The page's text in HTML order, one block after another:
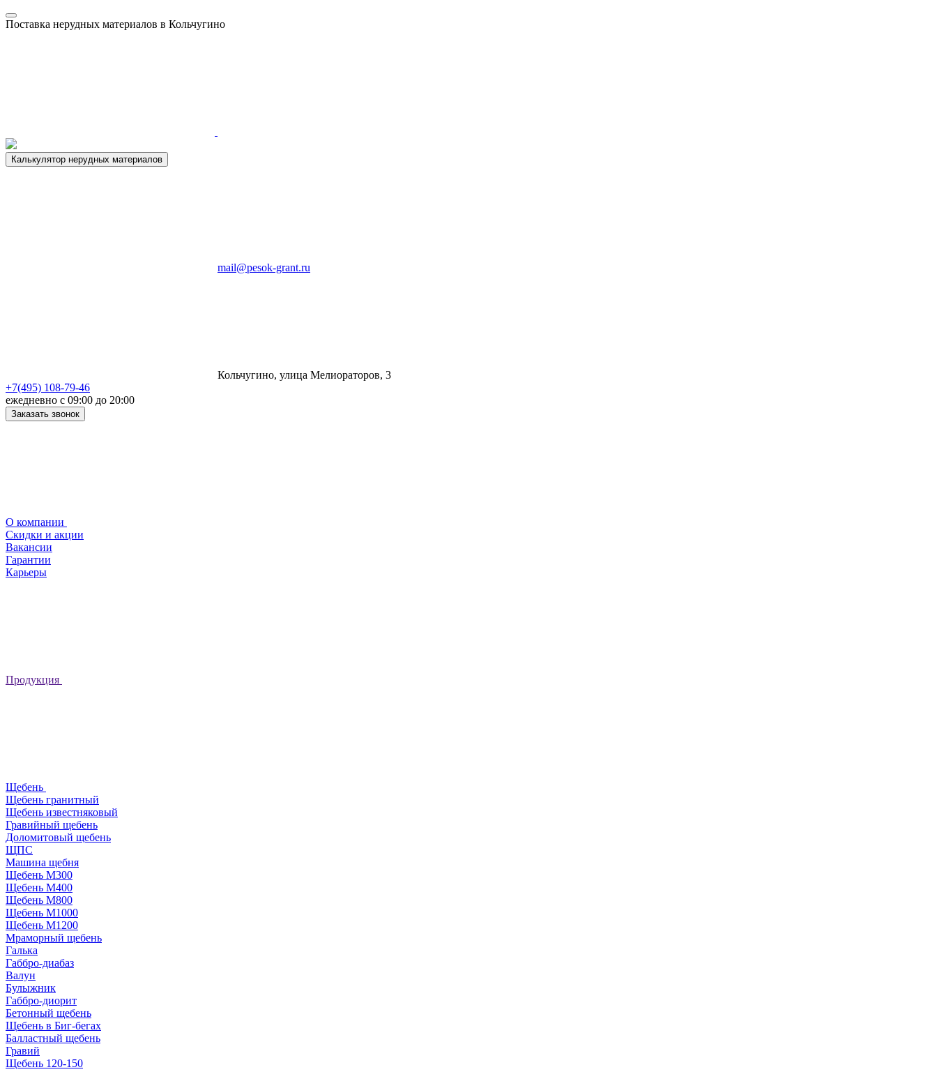
Поставка нерудных материалов в Кольчугино
Калькулятор нерудных материалов
mail@pesok-grant.ru
Кольчугино, улица Мелиораторов, 3
+7(495) 108-79-46
ежедневно с 09:00 до 20:00
Заказать звонок
О компании
Скидки и акции
Вакансии
Гарантии
Карьеры
Продукция
Щебень
Щебень гранитный
Щебень известняковый
Гравийный щебень
Доломитовый щебень
ЩПС
Машина щебня
Щебень М300
Щебень М400
Щебень М800
Щебень М1000
Щебень М1200
Мраморный щебень
Галька
Габбро-диабаз
Валун
Булыжник
Габбро-диорит
Бетонный щебень
Щебень в Биг-бегах
Балластный щебень
Гравий
Щебень 120-150